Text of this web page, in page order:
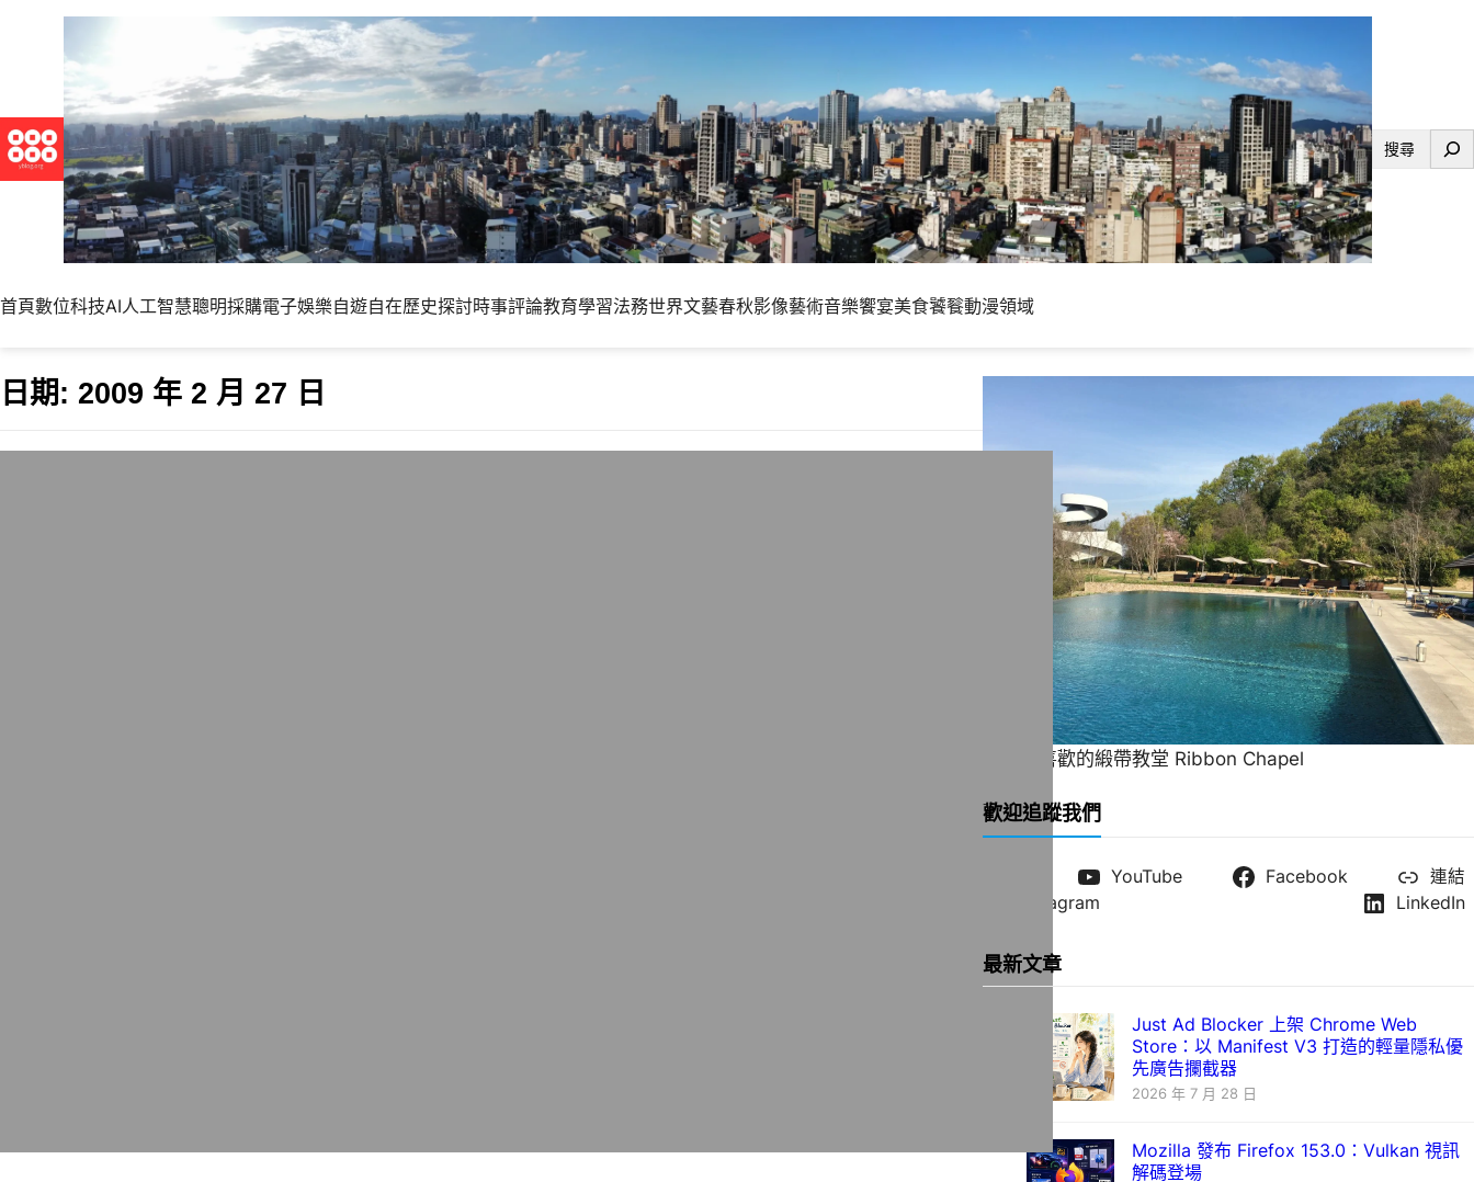
搜
首頁數位科技AI人工智慧聰明採購電子娛樂自遊自在歷史探討時事評論教育學習法務世界文藝春秋影像藝術音樂饗宴美食饕餮動漫領域
日期: 2009 年 2 月 27 日
一直很喜歡的緞帶教堂 Ribbon Chapel
歡迎追蹤我們
YouTube Facebook
連結
Instagram
LinkedIn
最新文章
Just Ad Blocker 上架 Chrome Web
Store：以 Manifest V3 打造的輕量隱私優
先廣告攔截器
2026 年 7 月 28 日
Mozilla 發布 Firefox 153.0：Vulkan 視訊
解碼登場